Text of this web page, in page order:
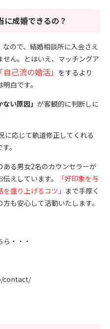
に成婚できるの？
ので、結婚相談所に入会さえ
ん。とはいえ、マッチングア
「自己流の婚活」 をするより
白です。
ない原因」 が客観的に判断しに
に応じて軌道修正してくれる
。
る男女2名のカウンセラーが
伝えしています。
「好印象を与
盛り上げるコツ」 まで手厚く
も安心して活動いたします。
・・・
contact/